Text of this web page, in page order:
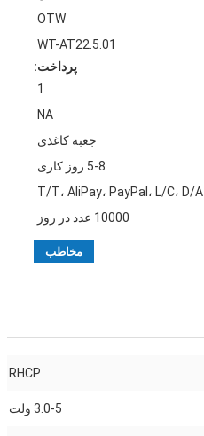
OTW
WT-AT22.5.01
پرداخت:
1
NA
جعبه کاغذی
5-8 روز کاری
T/T، AliPay، PayPal، L/C، D/A
10000 عدد در روز
مخاطب
RHCP
3.0-5 ولت